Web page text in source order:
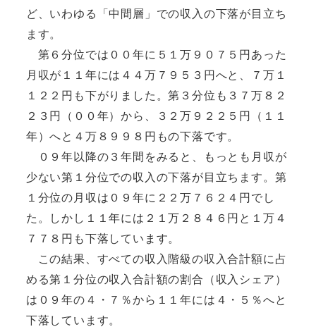
ど、いわゆる「中間層」での収入の下落が目立ち
ます。
第６分位では００年に５１万９０７５円あった
月収が１１年には４４万７９５３円へと、７万１
１２２円も下がりました。第３分位も３７万８２
２３円（００年）から、３２万９２２５円（１１
年）へと４万８９９８円もの下落です。
０９年以降の３年間をみると、もっとも月収が
少ない第１分位での収入の下落が目立ちます。第
１分位の月収は０９年に２２万７６２４円でし
た。しかし１１年には２１万２８４６円と１万４
７７８円も下落しています。
この結果、すべての収入階級の収入合計額に占
める第１分位の収入合計額の割合（収入シェア）
は０９年の４・７％から１１年には４・５％へと
下落しています。